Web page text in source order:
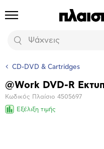
Προϊόντα
Αναζήτηση
CD-DVD & Cartridges
Βασικά
χαρακτηριστικά
@Work DVD-R
Κωδικός Πλαίσιο 4505697
Εξέλιξη τιμής